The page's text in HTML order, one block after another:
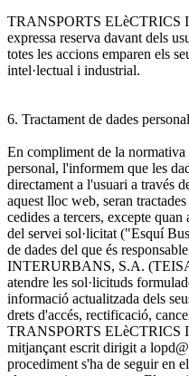
TRANSPORTS
expressa reserva davant dels
totes les accions emparen els
intel·lectual i industrial.
6. Tractament de dades
En compliment de la normativa
personal, l'informem que les
directament a l'usuari a través
aquest lloc web, seran
cedides a tercers, excepte
del servei sol·licitat ("Esquí
de dades del que és
INTERURBANS, S.A.
atendre les sol·licituds
informació actualitzada dels
drets d'accés, rectificació,
TRANSPORTS
mitjançant escrit dirigit a
procediment s'ha de seguir en